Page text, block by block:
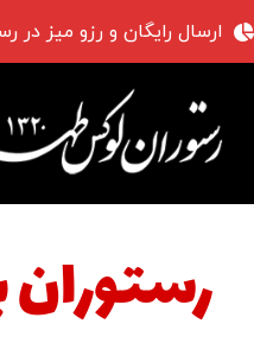
ارسال رایگان و رزو میز در رستوران
رستوران